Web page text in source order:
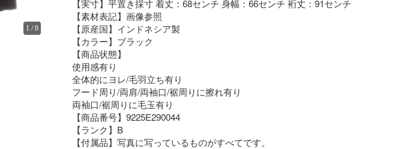
1 /8
【実寸】平置き採寸 着丈：68センチ 身幅：66センチ 裄丈：91センチ
【素材表記】画像参照
【原産国】インドネシア製
【カラー】ブラック
【商品状態】
使用感有り
全体的にヨレ/毛羽立ち有り
フード周り/両肩/両袖口/裾周りに擦れ有り
両袖口/裾周りに毛玉有り
【商品番号】9225E290044
【ランク】B
【付属品】写真に写っているものがすべてです。